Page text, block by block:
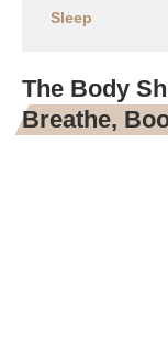
Sleep
The Body
Breathe,